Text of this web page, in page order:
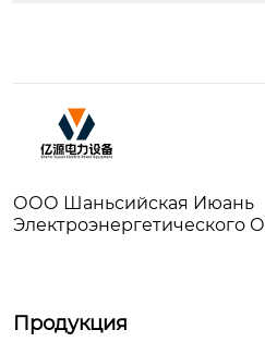
ООО Шаньсийская Июань
Электроэнергетического
Продукция